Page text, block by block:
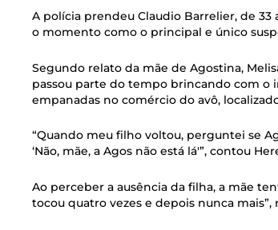
A polícia prendeu Claudio Barrelier, de
o momento como o principal e único
Segundo relato da mãe de Agostina,
passou parte do tempo brincando com o
empanadas no comércio do avô,
“Quando meu filho voltou, perguntei se
‘Não, mãe, a Agos não está lá'”, contou
Ao perceber a ausência da filha, a mãe
tocou quatro vezes e depois nunca mais”,